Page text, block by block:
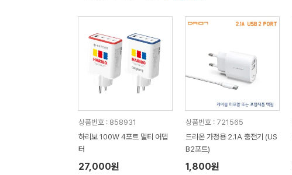
상품번호 : 858931
하리보 100W 4포트 멀티 어뎁
터
27,000원
상품번호 : 721565
드리온 가정용 2.1A 충전기 (US
B2포트)
1,800원